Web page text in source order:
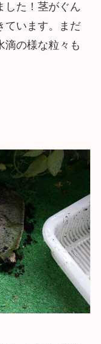
した！茎がぐん
ています。まだ
滴の様な粒々も